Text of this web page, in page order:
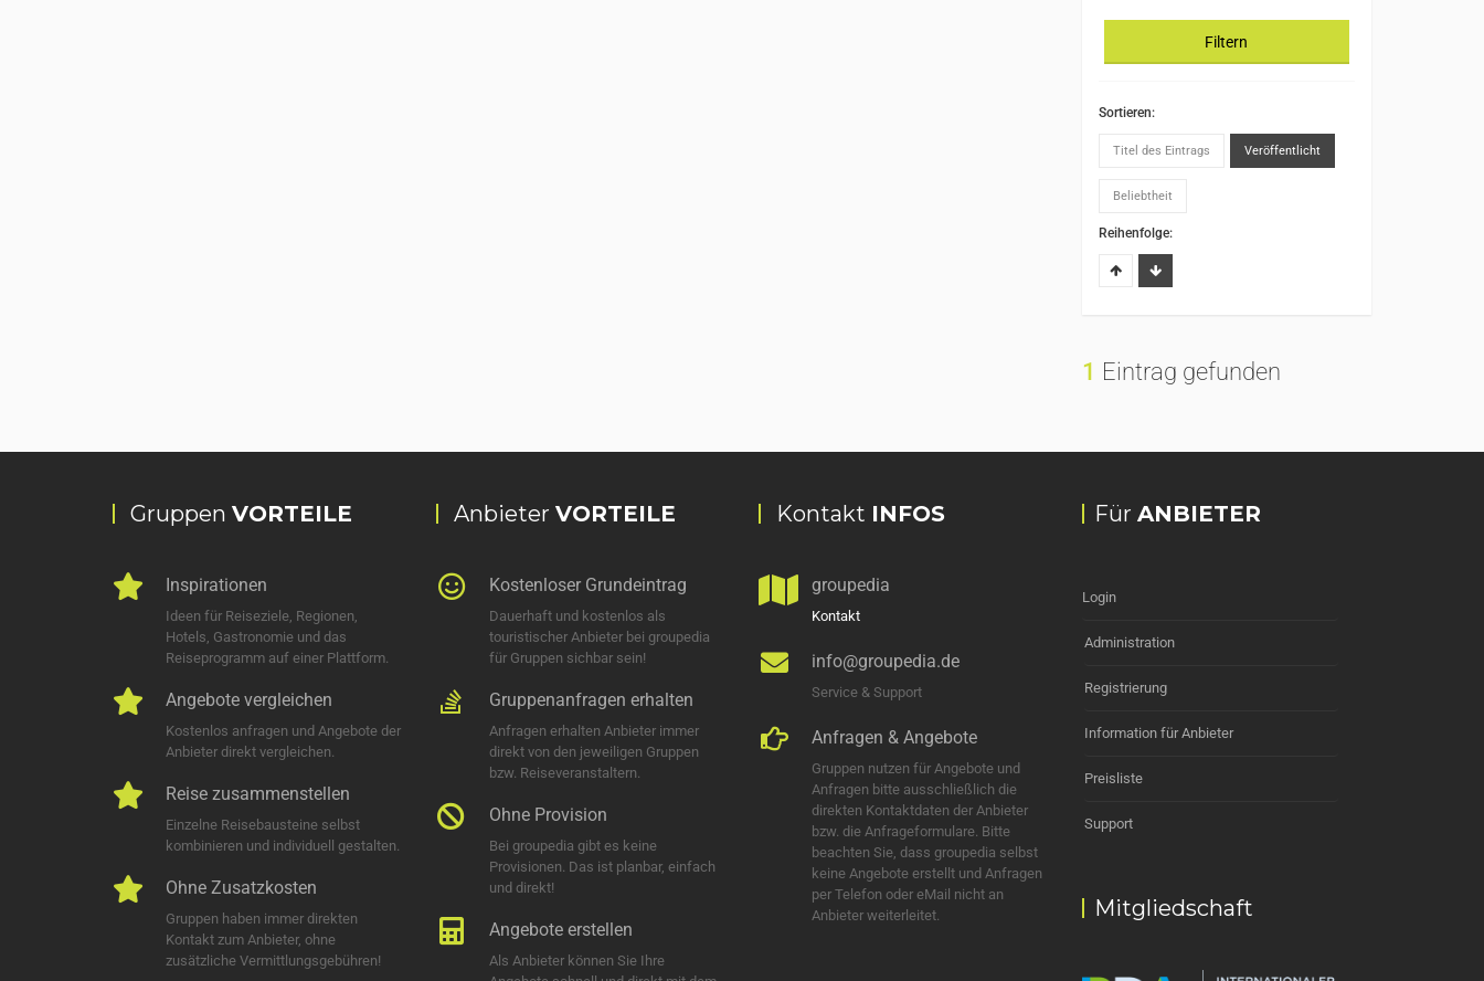
Filtern
Sortieren:
Titel des Eintrags Veröffentlicht
Beliebtheit
Reihenfolge:
1 Eintrag gefunden
Gruppen VORTEILE
Inspirationen
Ideen für Reiseziele, Regionen,
Hotels, Gastronomie und das
Reiseprogramm auf einer Plattform.
Angebote vergleichen
Kostenlos anfragen und Angebote der
Anbieter direkt vergleichen.
Reise zusammenstellen
Einzelne Reisebausteine selbst
kombinieren und individuell gestalten.
Ohne Zusatzkosten
Gruppen haben immer direkten
Kontakt zum Anbieter, ohne
zusätzliche Vermittlungsgebühren!
Anbieter VORTEILE
Kostenloser Grundeintrag
Dauerhaft und kostenlos als
touristischer Anbieter bei groupedia
für Gruppen sichbar sein!
Gruppenanfragen erhalten
Anfragen erhalten Anbieter immer
direkt von den jeweiligen Gruppen
bzw. Reiseveranstaltern.
Ohne Provision
Bei groupedia gibt es keine
Provisionen. Das ist planbar, einfach
und direkt!
Angebote erstellen
Als Anbieter können Sie Ihre
Kontakt INFOS
groupedia
Kontakt
info@groupedia.de
Service & Support
Anfragen & Angebote
Gruppen nutzen für Angebote und
Anfragen bitte ausschließlich die
direkten Kontaktdaten der Anbieter
bzw. die Anfrageformulare. Bitte
beachten Sie, dass groupedia selbst
keine Angebote erstellt und Anfragen
per Telefon oder eMail nicht an
Anbieter weiterleitet.
Für ANBIETER
Login
Administration
Registrierung
Information für Anbieter
Preisliste
Support
Mitgliedschaft